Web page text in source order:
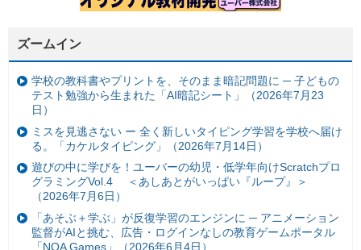
ズームイン
学校の教科書やプリントを、そのまま暗記問題に ─ 子どもの
テスト勉強から生まれた「AI暗記シート」（2026年7月23
日）
ミスを見逃さない ー 全く新しいタイピング学習を学校へ届け
る。「カケルタイピング」（2026年7月14日）
遊びの中に学びを！ユーバーの幼児・低学年向けScratchプロ
グラミングVol.4 ＜あしあとがいっぱい『ループ』＞
（2026年7月6日）
「あそぶ＋学ぶ」が反復学習のエンジンに ─ アニメーション
監督がAIと挑む、広告・ログインなしの教育ゲームポータル
「NOA Games」（2026年6月4日）